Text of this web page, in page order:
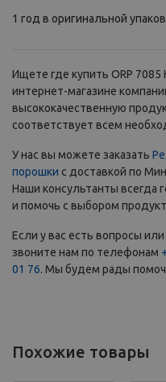
1 год в оригинальной
Ищете где купить ORP
интернет-магазине
высококачественную
соответствует всем
У нас вы можете заказать
порошки с доставкой по
Наши консультанты всегда
и помочь с выбором
Если у вас есть вопросы
звоните нам по телефонам
01 76. Мы будем рады
Похожие товары